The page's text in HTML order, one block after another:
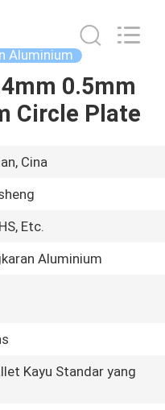
Aluminium
0.5mm
Circle Plate
Cina
Etc.
Aluminium
Kayu Standar yang